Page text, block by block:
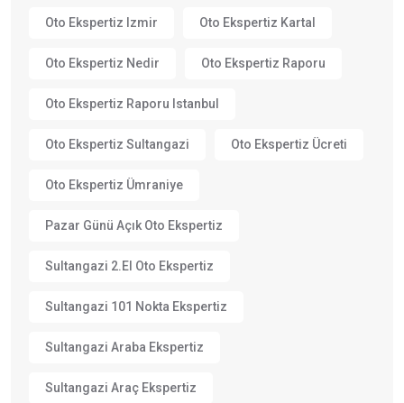
Oto Ekspertiz Izmir Oto Ekspertiz Kartal
Oto Ekspertiz Nedir Oto Ekspertiz Raporu
Oto Ekspertiz Raporu Istanbul
Oto Ekspertiz Sultangazi Oto Ekspertiz Ücreti
Oto Ekspertiz Ümraniye
Pazar Günü Açık Oto Ekspertiz
Sultangazi 2.el Oto Ekspertiz
Sultangazi 101 Nokta Ekspertiz
Sultangazi Araba Ekspertiz
Sultangazi Araç Ekspertiz